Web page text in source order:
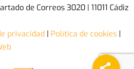
de Correos 3020 | 11011 Cádiz
privacidad | Política de cookies |